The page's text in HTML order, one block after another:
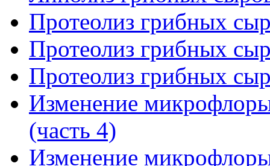
Протеолиз грибных
Протеолиз грибных
Протеолиз грибных
Изменение
(часть 4)
Изменение